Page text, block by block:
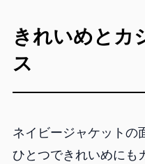
きれいめとカ
ス
ネイビージャケットの
ひとつできれいめにも